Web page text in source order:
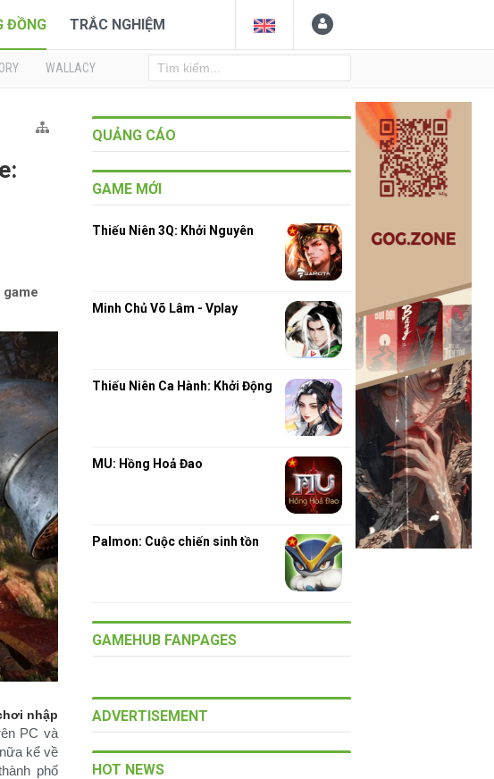
ĐỒNG TRẮC NGHIỆM
WALLACY
nhập
PC và
kể về
phố
QUẢNG CÁO
GAME MỚI
Thiếu Niên 3Q: Khởi Nguyên
Minh Chủ Võ Lâm - Vplay
Thiếu Niên Ca Hành: Khởi Động
MU: Hồng Hoả Đao
Palmon: Cuộc chiến sinh tồn
GAMEHUB FANPAGES
ADVERTISEMENT
HOT NEWS